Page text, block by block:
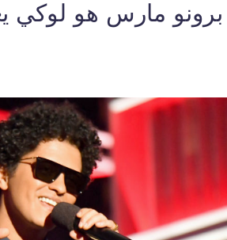
برونو مارس هو لوكي